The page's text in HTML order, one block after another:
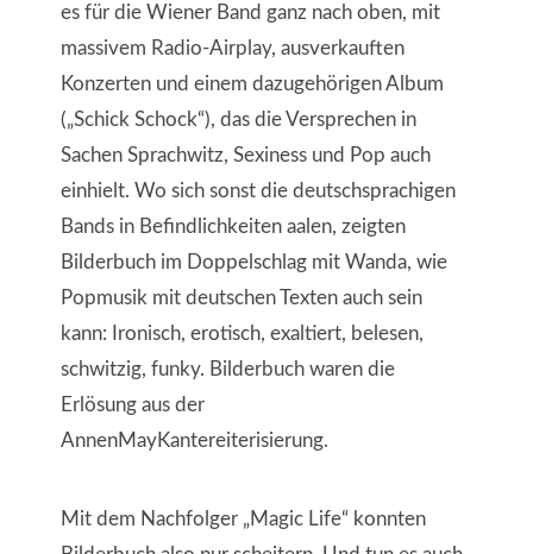
es für die Wiener Band ganz nach oben, mit
massivem Radio-Airplay, ausverkauften
Konzerten und einem dazugehörigen Album
(„Schick Schock“), das die Versprechen in
Sachen Sprachwitz, Sexiness und Pop auch
einhielt. Wo sich sonst die deutschsprachigen
Bands in Befindlichkeiten aalen, zeigten
Bilderbuch im Doppelschlag mit Wanda, wie
Popmusik mit deutschen Texten auch sein
kann: Ironisch, erotisch, exaltiert, belesen,
schwitzig, funky. Bilderbuch waren die
Erlösung aus der
AnnenMayKantereiterisierung.
Mit dem Nachfolger „Magic Life“ konnten